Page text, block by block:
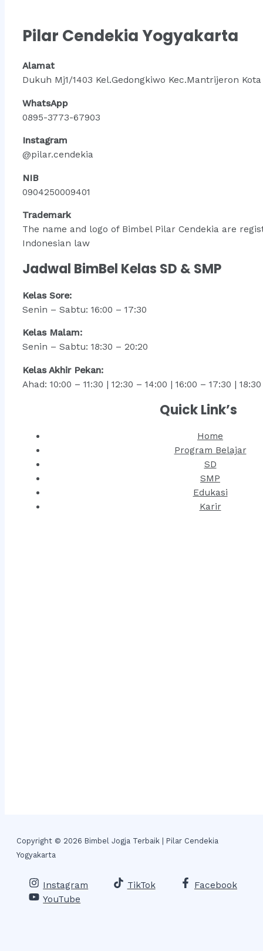
Pilar Cendekia Yogyakarta
Alamat
Dukuh Mj1/1403 Kel.Gedongkiwo Kec.Mantrijeron Kota
WhatsApp
0895-3773-67903
Instagram
@pilar.cendekia
NIB
0904250009401
Trademark
The name and logo of Bimbel Pilar Cendekia are
Indonesian law
Jadwal BimBel Kelas SD & SMP
Kelas Sore:
Senin – Sabtu: 16:00 – 17:30
Kelas Malam:
Senin – Sabtu: 18:30 – 20:20
Kelas Akhir Pekan:
Ahad: 10:00 – 11:30 | 12:30 – 14:00 | 16:00 – 17:30 |
Quick Link’s
Home
Program Belajar
SD
SMP
Edukasi
Karir
Copyright © 2026 Bimbel Jogja Terbaik | Pilar Cendekia
Yogyakarta
Instagram TikTok
Facebook
YouTube